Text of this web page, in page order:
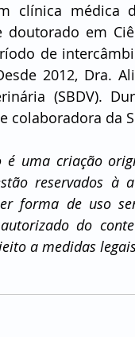
clínica médica
doutorado em
de
2012, Dra.
(SBDV).
colaboradora da
é uma criação
reservados à
forma de uso
do
a medidas